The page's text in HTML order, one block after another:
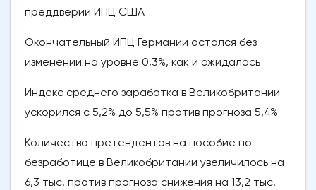
преддверии ИПЦ США
Окончательный ИПЦ Германии остался без
изменений на уровне 0,3%, как и ожидалось
Индекс среднего заработка в Великобритании
ускорился с 5,2% до 5,5% против прогноза 5,4%
Количество претендентов на пособие по
безработице в Великобритании увеличилось на
6,3 тыс. против прогноза снижения на 13,2 тыс.